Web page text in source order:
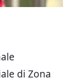
di Zona